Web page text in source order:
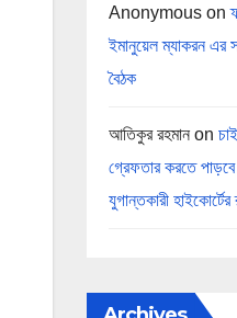
Anonymouson
ইমানুয়েল ম্যাকরন এর
বৈঠক
আতিকুর রহমানon
গ্রেফতার করতে
যুগান্তকারী